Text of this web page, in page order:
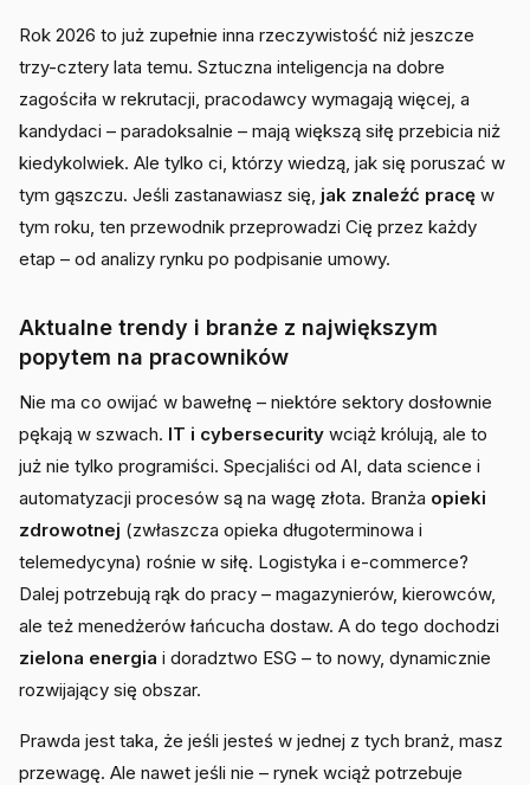
Rok 2026 to już zupełnie inna rzeczywistość niż jeszcze
trzy-cztery lata temu. Sztuczna inteligencja na dobre
zagościła w rekrutacji, pracodawcy wymagają więcej, a
kandydaci – paradoksalnie – mają większą siłę przebicia niż
kiedykolwiek. Ale tylko ci, którzy wiedzą, jak się poruszać w
tym gąszczu. Jeśli zastanawiasz się, jak znaleźć pracę w
tym roku, ten przewodnik przeprowadzi Cię przez każdy
etap – od analizy rynku po podpisanie umowy.
Aktualne trendy i branże z największym
popytem na pracowników
Nie ma co owijać w bawełnę – niektóre sektory dosłownie
pękają w szwach. IT i cybersecurity wciąż królują, ale to
już nie tylko programiści. Specjaliści od AI, data science i
automatyzacji procesów są na wagę złota. Branża opieki
zdrowotnej (zwłaszcza opieka długoterminowa i
telemedycyna) rośnie w siłę. Logistyka i e-commerce?
Dalej potrzebują rąk do pracy – magazynierów, kierowców,
ale też menedżerów łańcucha dostaw. A do tego dochodzi
zielona energia i doradztwo ESG – to nowy, dynamicznie
rozwijający się obszar.
Prawda jest taka, że jeśli jesteś w jednej z tych branż, masz
przewagę. Ale nawet jeśli nie – rynek wciąż potrzebuje